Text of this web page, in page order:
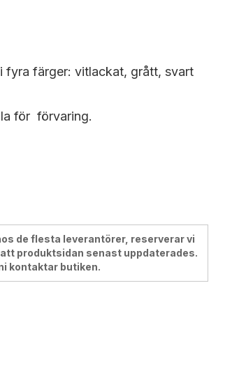
fyra färger: vitlackat, grått, svart
för förvaring.
de flesta leverantörer, reserverar vi
produktsidan senast uppdaterades.
kontaktar butiken.